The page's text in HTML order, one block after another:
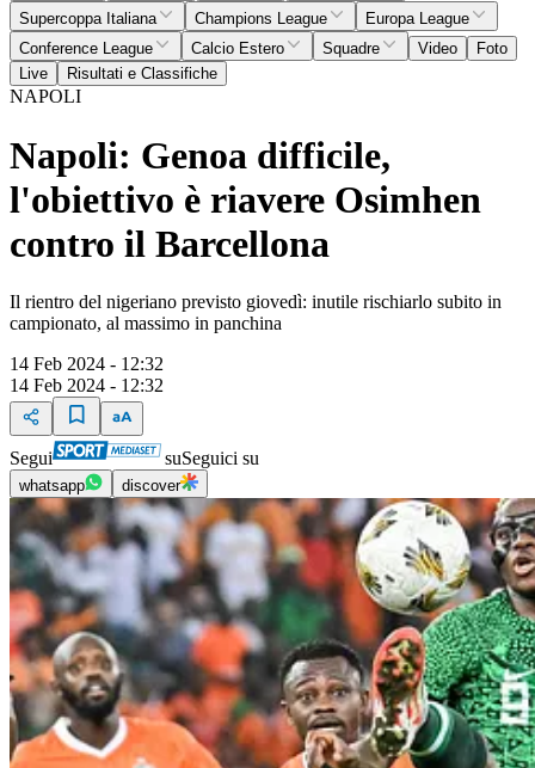
Supercoppa Italiana
Champions League
Europa League
Conference League
Calcio Estero Squadre Video
Foto
Live
Risultati e Classifiche
NAPOLI
Napoli: Genoa difficile,
l'obiettivo è riavere Osimhen
contro il Barcellona
Il rientro del nigeriano previsto giovedì: inutile rischiarlo subito in
campionato, al massimo in panchina
14 Feb 2024 - 12:32
14 Feb 2024 - 12:32
Segui suSeguici su
whatsapp discover